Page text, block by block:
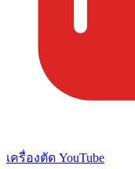
เครื่องตัด YouTube